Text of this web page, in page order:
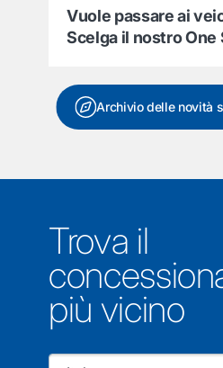
Vuole passare ai
Scelga il nostro One
Archivio delle novità
Trova il
più vicino